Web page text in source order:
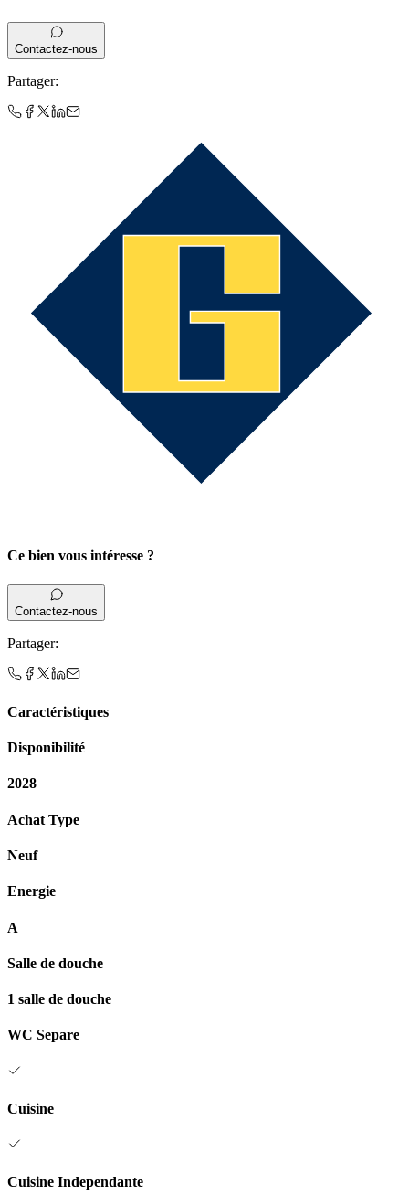
Contactez-nous
Partager:
Ce bien vous intéresse ?
Contactez-nous
Partager:
Caractéristiques
Disponibilité
2028
Achat Type
Neuf
Energie
A
Salle de douche
1 salle de douche
WC Separe
Cuisine
Cuisine Independante